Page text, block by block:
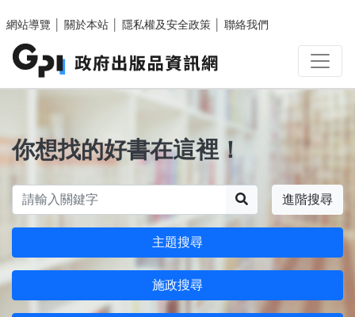
網站導覽
關於本站 隱私權及安全政策 聯絡我們
你想找的好書在這裡！
進階搜尋
主題搜尋
施政搜尋